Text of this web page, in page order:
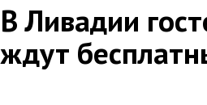
В Ливадии
ждут